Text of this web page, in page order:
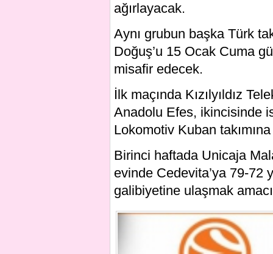
ağırlayacak.
Aynı grubun başka Türk
Doğuş’u 15 Ocak Cuma
misafir edecek.
İlk maçında Kızılyıldız
Anadolu Efes, ikincisinde
Lokomotiv Kuban
Birinci haftada Unicaja
evinde Cedevita’ya 79-72
galibiyetine ulaşmak